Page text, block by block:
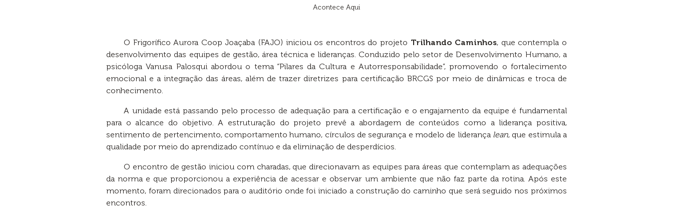
Acontece Aqui
O Frigorífico Aurora Coop Joaçaba (FAJO) iniciou os encontros do projeto Trilhando Caminhos, que contempla o
desenvolvimento das equipes de gestão, área técnica e lideranças. Conduzido pelo setor de Desenvolvimento Humano, a
psicóloga Vanusa Palosqui abordou o tema “Pilares da Cultura e Autorresponsabilidade”, promovendo o fortalecimento
emocional e a integração das áreas, além de trazer diretrizes para certificação BRCGS por meio de dinâmicas e troca de
conhecimento.
A unidade está passando pelo processo de adequação para a certificação e o engajamento da equipe é fundamental
para o alcance do objetivo. A estruturação do projeto prevê a abordagem de conteúdos como a liderança positiva,
sentimento de pertencimento, comportamento humano, círculos de segurança e modelo de liderança lean, que estimula a
qualidade por meio do aprendizado contínuo e da eliminação de desperdícios.
O encontro de gestão iniciou com charadas, que direcionavam as equipes para áreas que contemplam as adequações
da norma e que proporcionou a experiência de acessar e observar um ambiente que não faz parte da rotina. Após este
momento, foram direcionados para o auditório onde foi iniciado a construção do caminho que será seguido nos próximos
encontros.